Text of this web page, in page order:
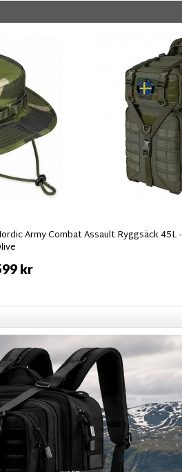
Army Combat Assault Ryggsäck 45L -
kr